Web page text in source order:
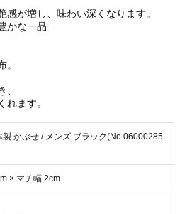
が増し、味わい深くなります。
かな一品
れます。
製 かぶせ / メンズ ブラック(No.06000285-
× マチ幅 2cm